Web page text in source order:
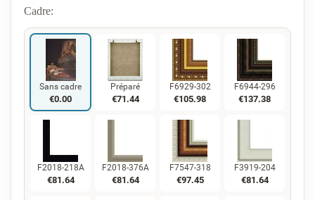
Cadre:
Sans cadre
€0.00
Préparé
€71.44
F6929-302
€105.98
F6944-296
€137.38
F2018-218A
€81.64
F2018-376A
€81.64
F7547-318
€97.45
F3919-204
€81.64